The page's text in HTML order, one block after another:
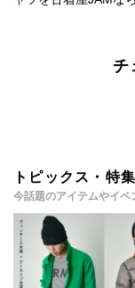
チ
トピックス・特集
今話題のアイテムやイ